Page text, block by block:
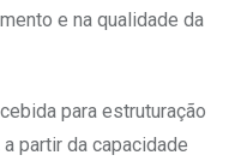
e na qualidade da
para estruturação
partir da capacidade